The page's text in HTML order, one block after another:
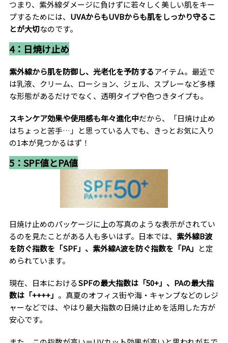
つまり、紫外線ダメージに負けずに若々しく美しい肌をキー
プするためには、 UVAからもUVBからも肌をしっかり守るこ
とが大切なのです。
4：日焼け止め
紫外線から肌を防御し、光老化を予防するアイテム。最近で
は乳液、クリーム、ローション、ジェル、スプレーなど多様
な形態があるだけでなく、透明タイプや色つきタイプも。
スキンケア効果や使用感も年々進化中だから、「日焼け止め
はちょっと苦手…」と思っている人でも、きっとお気に入り
の1本が見つかるはず！
5：SPF値とPA値
日焼け止めのパッケージに上の写真のような表示がされてい
るのを見たことがある人も多いはず。日本では、 紫外線B波
を防ぐ指数を「SPF」、紫外線A波を防ぐ指数を「PA」 と定
められています。
現在、日本におけるSPFの最大指数は「50+」、PAの最大指
数は「++++」 。真夏のオフィス街や海・キャンプなどのレジ
ャーなどでは、やはり最大指数の日焼け止めを活用した方が
安心です。